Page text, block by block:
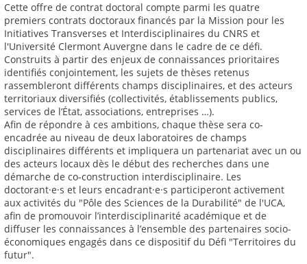
Cette offre de contrat doctoral compte parmi les quatre
premiers contrats doctoraux financés par la Mission pour les
Initiatives Transverses et Interdisciplinaires du CNRS et
l'Université Clermont Auvergne dans le cadre de ce défi.
Construits à partir des enjeux de connaissances prioritaires
identifiés conjointement, les sujets de thèses retenus
rassembleront différents champs disciplinaires, et des acteurs
territoriaux diversifiés (collectivités, établissements publics,
services de l’État, associations, entreprises …).
Afin de répondre à ces ambitions, chaque thèse sera co-
encadrée au niveau de deux laboratoires de champs
disciplinaires différents et impliquera un partenariat avec un ou
des acteurs locaux dès le début des recherches dans une
démarche de co-construction interdisciplinaire. Les
doctorant·e·s et leurs encadrant·e·s participeront activement
aux activités du "Pôle des Sciences de la Durabilité" de l'UCA,
afin de promouvoir l’interdisciplinarité académique et de
diffuser les connaissances à l’ensemble des partenaires socio-
économiques engagés dans ce dispositif du Défi "Territoires du
futur".